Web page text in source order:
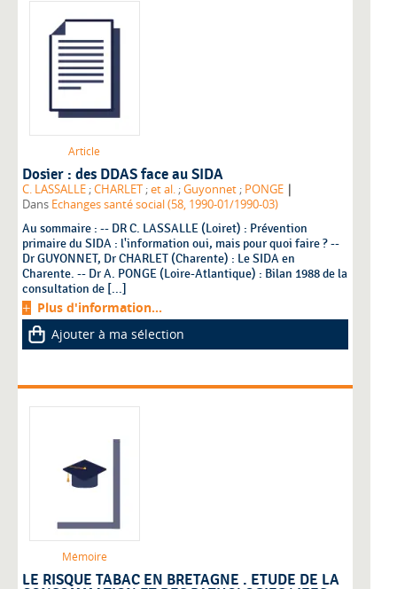
Article
Dosier : des DDAS face au SIDA
C. LASSALLE ;CHARLET ;et al. ;Guyonnet ; PONGE |
Dans Echanges santé social (58, 1990-01/1990-03)
Au sommaire : -- DR C. LASSALLE (Loiret) : Prévention
primaire du SIDA : l'information oui, mais pour quoi faire ? --
Dr GUYONNET, Dr CHARLET (Charente) : Le SIDA en
Charente. -- Dr A. PONGE (Loire-Atlantique) : Bilan 1988 de la
consultation de [...]
Plus d'information...
Ajouter à ma sélection
Mémoire
LE RISQUE TABAC EN BRETAGNE . ETUDE DE LA